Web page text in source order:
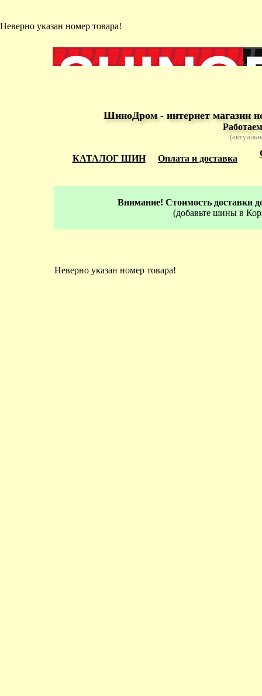
Неверно указан номер товара!
ШиноДром - интернет магазин
КАТАЛОГ ШИН Оплата и доставка
Внимание! Стоимость доставки
(добавьте шины в
Неверно указан номер товара!